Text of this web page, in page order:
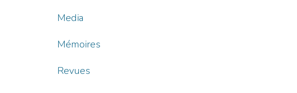
Media
Mémoires
Revues